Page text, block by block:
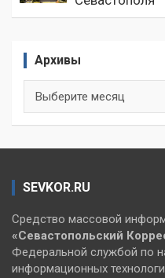
Архивы
SEVKOR.RU
Средство массовой
«Севастопольский
Федеральной службой по
информационных